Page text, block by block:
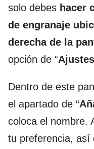
solo debes hacer
de engranaje
derecha de la
opción de “
Dentro de este
el apartado de “
coloca el nombre.
tu preferencia, así